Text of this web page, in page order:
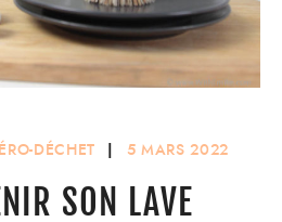
DÉCHET | 5 MARS 2022
SON LAVE